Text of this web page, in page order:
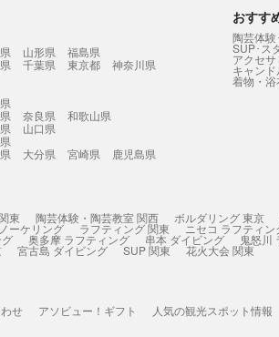
山形県
福島県
千葉県 東京都
神奈川県
奈良県
和歌山県
山口県
大分県 宮崎県
鹿児島県
おすす
陶芸体験
SUP･ス
アクセ
キャンド
着物・
東 陶芸体験・陶芸教室 関西 ボルダリング 東京
ーケリング ラフティング 関東 ニセコ ラフティン
奥多摩 ラフティング 串本 ダイビング 鬼怒川
宮古島 ダイビング SUP 関東 花火大会 関東
せ アソビュー！ギフト 人気の観光スポット情報